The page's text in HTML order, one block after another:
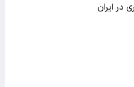
در ایران